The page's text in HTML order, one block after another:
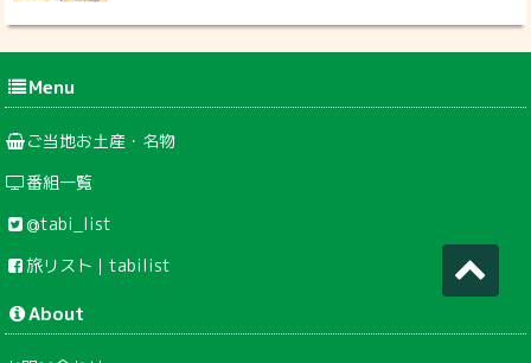
Menu
ご当地お土産・名物
番組一覧
@tabi_list
旅リスト｜tabilist
About